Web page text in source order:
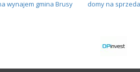
wynajem gmina Brusy
domy na